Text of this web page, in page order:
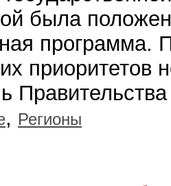
была
программа.
, Регионы